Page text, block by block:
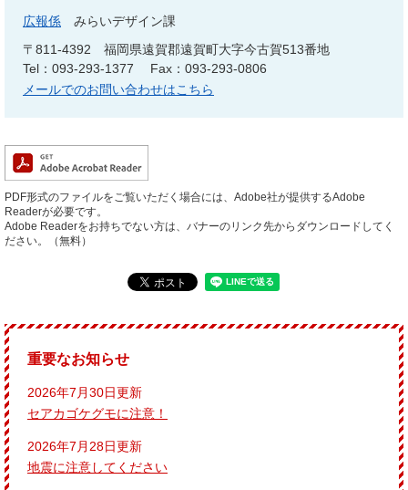
広報係
みらいデザイン課
〒811-4392
福岡県遠賀郡遠賀町大字今古賀513番地
Tel：093-293-1377
Fax：093-293-0806
メールでのお問い合わせはこちら
PDF形式のファイルをご覧いただく場合には、Adobe社が提供するAdobe
Readerが必要です。
Adobe Readerをお持ちでない方は、バナーのリンク先からダウンロードしてく
ださい。（無料）
重要なお知らせ
2026年7月30日更新
セアカゴケグモに注意！
2026年7月28日更新
地震に注意してください